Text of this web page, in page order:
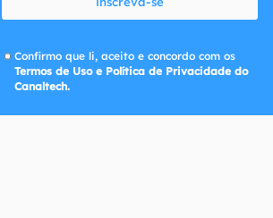
Confirmo que li, aceito e concordo com os
Termos de Uso e Política de Privacidade do
Canaltech.